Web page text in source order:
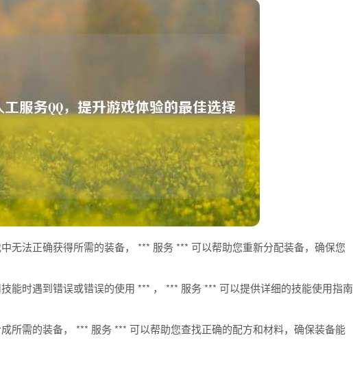
无法正确获得所需的装备， *** 服务 *** 可以帮助您重新分配装备，确保您
能时遇到错误或错误的使用 *** ， *** 服务 *** 可以提供详细的技能使用指南
所需的装备， *** 服务 *** 可以帮助您查找正确的配方和材料，确保装备能